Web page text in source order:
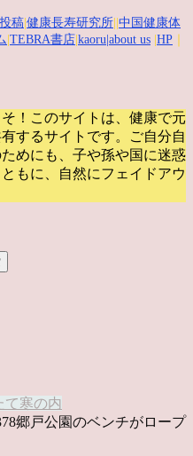
稿 健康長寿研究所 中国健康体
TEBRA書店 kaoru |about us HP
！このサイトは、健康で元
するサイトです。
ご自分自
めにも、子や孫や国に迷惑
もに、自然にフェイドアウ
て寒の内
郷戸公園のベンチがロープ